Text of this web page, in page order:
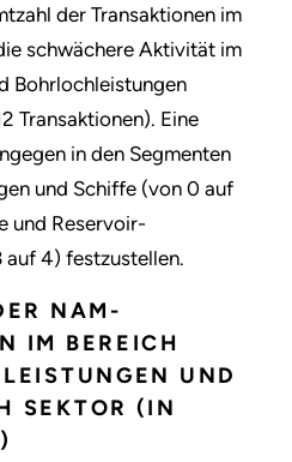
der Transaktionen im
schwächere Aktivität im
Bohrlochleistungen
Transaktionen). Eine
in den Segmenten
und Schiffe (von 0 auf
und Reservoir-
auf 4) festzustellen.
NAM-
IM BEREICH
UND
SEKTOR (IN